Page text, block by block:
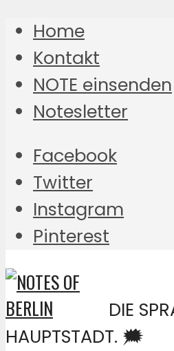
Home
Kontakt
NOTE einsenden
Notesletter
Facebook
Twitter
Instagram
Pinterest
DIE
HAUPTSTADT. 🗯️